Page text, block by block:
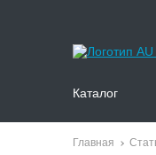
Каталог
Главная